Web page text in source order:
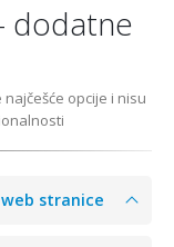
dodatne
opcije i nisu
stranice